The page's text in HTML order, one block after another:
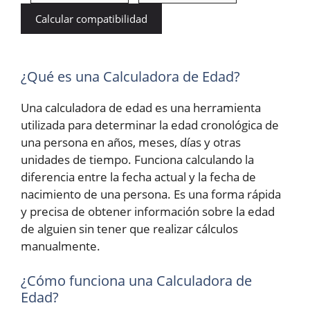
Calcular compatibilidad
¿Qué es una Calculadora de Edad?
Una calculadora de edad es una herramienta
utilizada para determinar la edad cronológica de
una persona en años, meses, días y otras
unidades de tiempo. Funciona calculando la
diferencia entre la fecha actual y la fecha de
nacimiento de una persona. Es una forma rápida
y precisa de obtener información sobre la edad
de alguien sin tener que realizar cálculos
manualmente.
¿Cómo funciona una Calculadora de
Edad?